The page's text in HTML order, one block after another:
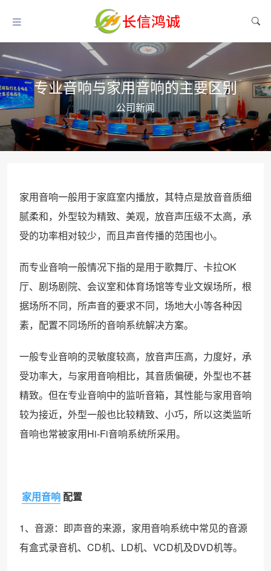
专业音响与家用音响的主要区别
公司新闻
家用音响一般用于家庭室内播放，其特点是放音音质细
腻柔和，外型较为精致、美观，放音声压级不太高，承
受的功率相对较少，而且声音传播的范围也小。
而专业音响一般情况下指的是用于歌舞厅、卡拉OK
厅、剧场剧院、会议室和体育场馆等专业文娱场所，根
据场所不同，所声音的要求不同，场地大小等各种因
素，配置不同场所的音响系统解决方案。
一般专业音响的灵敏度较高，放音声压高，力度好，承
受功率大，与家用音响相比，其音质偏硬，外型也不甚
精致。但在专业音响中的监听音箱，其性能与家用音响
较为接近，外型一般也比较精致、小巧，所以这类监听
音响也常被家用Hi-Fi音响系统所采用。
家用音响 配置
1、音源：即声音的来源，家用音响系统中常见的音源
有盒式录音机、CD机、LD机、VCD机及DVD机等。